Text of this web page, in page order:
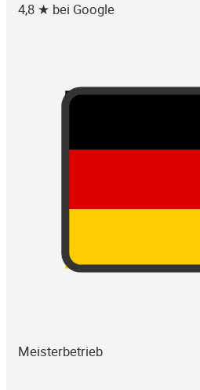
4,8 ★ bei Google
Meisterbetrieb